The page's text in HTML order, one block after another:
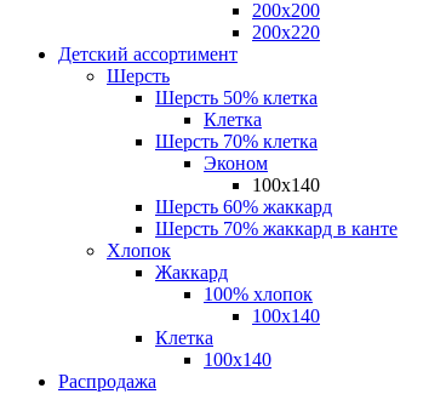
200х200
200х220
Детский ассортимент
Шерсть
Шерсть 50% клетка
Клетка
Шерсть 70% клетка
Эконом
100x140
Шерсть 60% жаккард
Шерсть 70% жаккард в канте
Хлопок
Жаккард
100% хлопок
100x140
Клетка
100х140
Распродажа